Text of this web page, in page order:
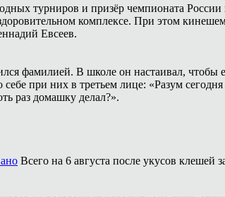
турниров и призёр чемпионата
комплексе. При этом
Евсеев.
фамилией. В школе он настаивал, чтобы
при них в третьем лице: «Разум
раз домашку делал?».
Всего на 6 августа после укусов клешей